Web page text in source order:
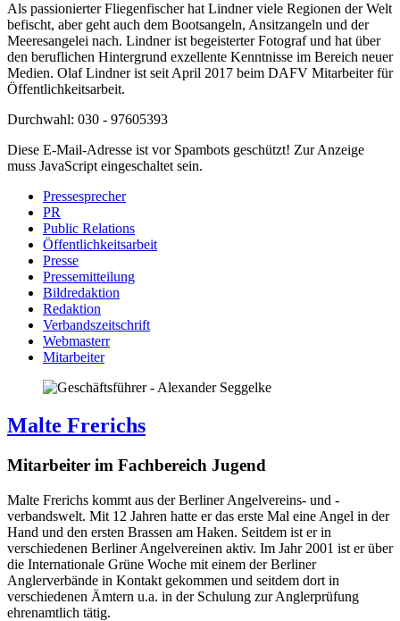
Als passionierter Fliegenfischer hat Lindner viele Regionen der Welt
befischt, aber geht auch dem Bootsangeln, Ansitzangeln und der
Meeresangelei nach. Lindner ist begeisterter Fotograf und hat über
den beruflichen Hintergrund exzellente Kenntnisse im Bereich neuer
Medien. Olaf Lindner ist seit April 2017 beim DAFV Mitarbeiter für
Öffentlichkeitsarbeit.
Durchwahl: 030 - 97605393
Diese E-Mail-Adresse ist vor Spambots geschützt! Zur Anzeige
muss JavaScript eingeschaltet sein.
Pressesprecher
PR
Public Relations
Öffentlichkeitsarbeit
Presse
Pressemitteilung
Bildredaktion
Redaktion
Verbandszeitschrift
Webmasterr
Mitarbeiter
Malte Frerichs
Mitarbeiter im Fachbereich Jugend
Malte Frerichs kommt aus der Berliner Angelvereins- und -
verbandswelt. Mit 12 Jahren hatte er das erste Mal eine Angel in der
Hand und den ersten Brassen am Haken. Seitdem ist er in
verschiedenen Berliner Angelvereinen aktiv. Im Jahr 2001 ist er über
die Internationale Grüne Woche mit einem der Berliner
Anglerverbände in Kontakt gekommen und seitdem dort in
verschiedenen Ämtern u.a. in der Schulung zur Anglerprüfung
ehrenamtlich tätig.